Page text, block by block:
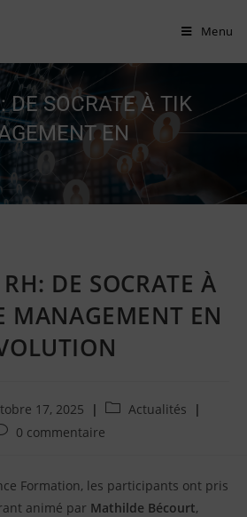
Menu
DE SOCRATE À TIK
EN
DE SOCRATE À
MANAGEMENT EN
17, 2025
Post
category:
Actualités
0 commentaire
Formation, les participants ont pris
animé par Mathilde Bécourt,